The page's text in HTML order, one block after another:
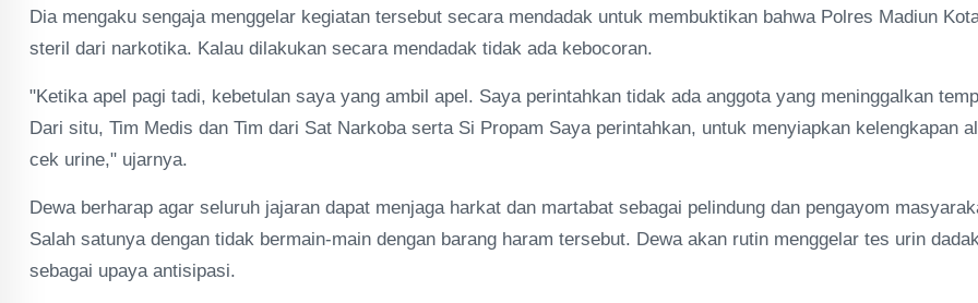
Dia mengaku sengaja menggelar kegiatan tersebut secara mendadak untuk membuktikan bahwa Polres Madiun
steril dari narkotika. Kalau dilakukan secara mendadak tidak ada kebocoran.
"Ketika apel pagi tadi, kebetulan saya yang ambil apel. Saya perintahkan tidak ada anggota yang meninggalkan
Dari situ, Tim Medis dan Tim dari Sat Narkoba serta Si Propam Saya perintahkan, untuk menyiapkan kelengkapan
cek urine," ujarnya.
Dewa berharap agar seluruh jajaran dapat menjaga harkat dan martabat sebagai pelindung dan pengayom
Salah satunya dengan tidak bermain-main dengan barang haram tersebut. Dewa akan rutin menggelar tes urin
sebagai upaya antisipasi.